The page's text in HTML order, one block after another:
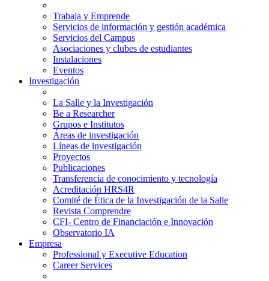
Trabaja y Emprende
Servicios de información y gestión académica
Servicios del Campus
Asociaciones y clubes de estudiantes
Instalaciones
Eventos
Investigación
La Salle y la Investigación
Be a Researcher
Grupos e Institutos
Áreas de investigación
Líneas de investigación
Proyectos
Publicaciones
Transferencia de conocimiento y tecnología
Acreditación HRS4R
Comité de Ética de la Investigación de la Salle
Revista Comprendre
CFI- Centro de Financiación e Innovación
Observatorio IA
Empresa
Professional y Executive Education
Career Services